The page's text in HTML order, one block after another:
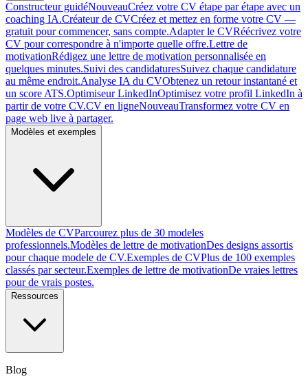
Constructeur guidéNouveauCréez votre CV étape par étape avec un
coaching IA.Créateur de CVCréez et mettez en forme votre CV —
gratuit pour commencer, sans compte.Adapter le CVRéécrivez votre
CV pour correspondre à n'importe quelle offre.Lettre de
motivationRédigez une lettre de motivation personnalisée en
quelques minutes.Suivi des candidaturesSuivez chaque candidature
au même endroit.Analyse IA du CVObtenez un retour instantané et
un score ATS.Optimiseur LinkedInOptimisez votre profil LinkedIn à
partir de votre CV.CV en ligneNouveauTransformez votre CV en
page web live à partager.
Modèles et exemples
Modèles de CVParcourez plus de 30 modeles
professionnels.Modèles de lettre de motivationDes designs assortis
pour chaque modele de CV.Exemples de CVPlus de 100 exemples
classés par secteur.Exemples de lettre de motivationDe vraies lettres
pour de vrais postes.
Ressources
Blog